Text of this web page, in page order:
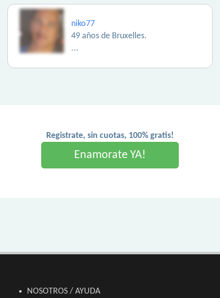
niko77
49 años de Bruxelles.
...
Registrate, sin cuotas, 100% gratis!
Enamorate YA!
NOSOTROS / AYUDA